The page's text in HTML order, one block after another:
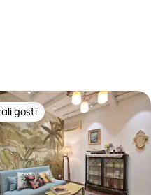
5, recenzija: 8
rangiranima s oznakom
gosti